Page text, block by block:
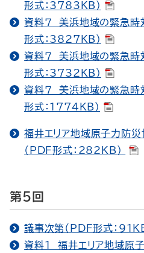
形式：3783KB）
資料７ 美浜地域の緊急時
形式：3827KB）
資料７ 美浜地域の緊急時
形式：3732KB）
資料７ 美浜地域の緊急時
形式：1774KB）
福井エリア地域原子力防災
（PDF形式：282KB）
第５回
議事次第（PDF形式：91KB
資料１ 福井エリア地域原